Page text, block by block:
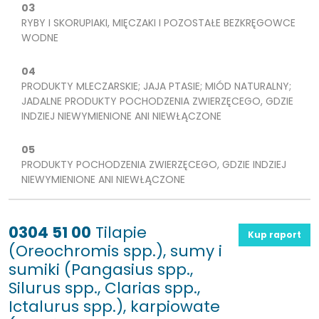
03
RYBY I SKORUPIAKI, MIĘCZAKI I POZOSTAŁE BEZKRĘGOWCE
WODNE
04
PRODUKTY MLECZARSKIE; JAJA PTASIE; MIÓD NATURALNY;
JADALNE PRODUKTY POCHODZENIA ZWIERZĘCEGO, GDZIE
INDZIEJ NIEWYMIENIONE ANI NIEWŁĄCZONE
05
PRODUKTY POCHODZENIA ZWIERZĘCEGO, GDZIE INDZIEJ
NIEWYMIENIONE ANI NIEWŁĄCZONE
0304 51 00 Tilapie
(Oreochromis spp.), sumy i
sumiki (Pangasius spp.,
Silurus spp., Clarias spp.,
Ictalurus spp.), karpiowate
Kup raport